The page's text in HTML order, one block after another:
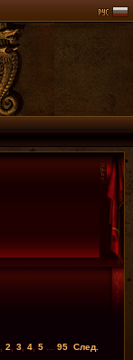
2 3 4 5 95 След.